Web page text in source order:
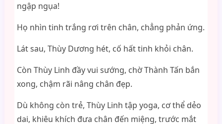
ngập ngụa!
Họ nhìn tinh trắng rơi trên chân, chẳng phản ứng.
Lát sau, Thùy Dương hét, cố hất tinh khỏi chân.
Còn Thùy Linh đầy vui sướng, chờ Thành Tấn bắn
xong, chậm rãi nâng chân đẹp.
Dù không còn trẻ, Thùy Linh tập yoga, cơ thể dẻo
dai, khiêu khích đưa chân đến miệng, trước mắt